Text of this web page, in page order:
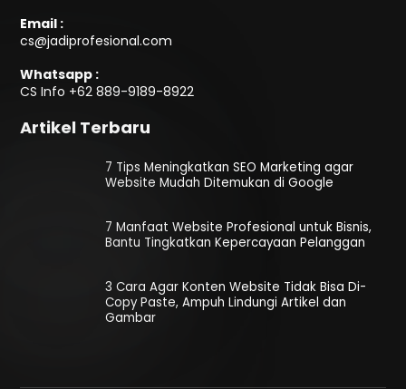
Email :
cs@jadiprofesional.com
Whatsapp :
CS Info +62 889-9189-8922
Artikel Terbaru
7 Tips Meningkatkan SEO Marketing agar
Website Mudah Ditemukan di Google
7 Manfaat Website Profesional untuk Bisnis,
Bantu Tingkatkan Kepercayaan Pelanggan
3 Cara Agar Konten Website Tidak Bisa Di-
Copy Paste, Ampuh Lindungi Artikel dan
Gambar